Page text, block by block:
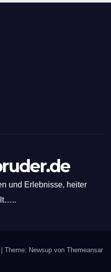
und Erlebnisse, heiter
| Theme: Newsup von Themeansar